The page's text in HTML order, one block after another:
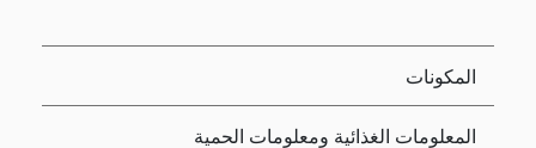
المكونات
المعلومات الغذائية ومعلومات الحمية